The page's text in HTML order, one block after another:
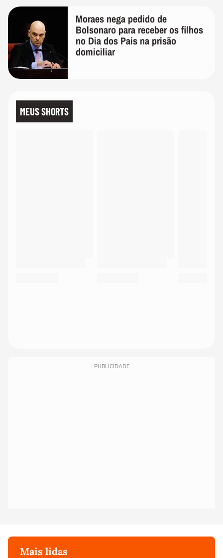
Moraes nega pedido de
Bolsonaro para receber os filhos
no Dia dos Pais na prisão
domiciliar
MEUS SHORTS
PUBLICIDADE
Mais lidas